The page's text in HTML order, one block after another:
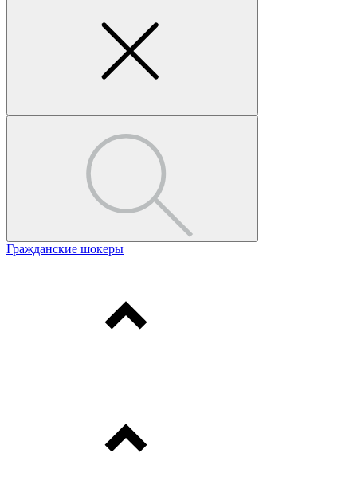
Гражданские шокеры